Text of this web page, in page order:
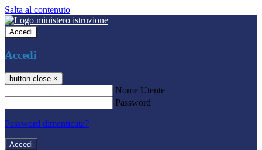
Salta al contenuto
Accedi
Accedi
button close ×
Nome Utente
Password
Password dimenticata?